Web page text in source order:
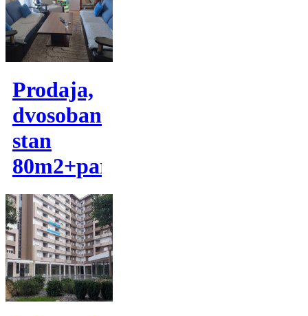
Prodaja,
dvosoban
stan
80m2+parking